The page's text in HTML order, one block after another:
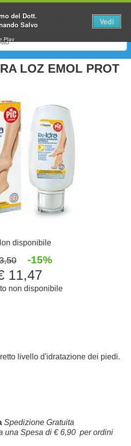
del Dott.
Salvo
Play
Vedi
0
LOZ EMOL PROT
disponibile
-15%
11,47
non disponibile
livello d'idratazione dei piedi.
Spedizione Gratuita
una Spesa di € 6,90 per ordini